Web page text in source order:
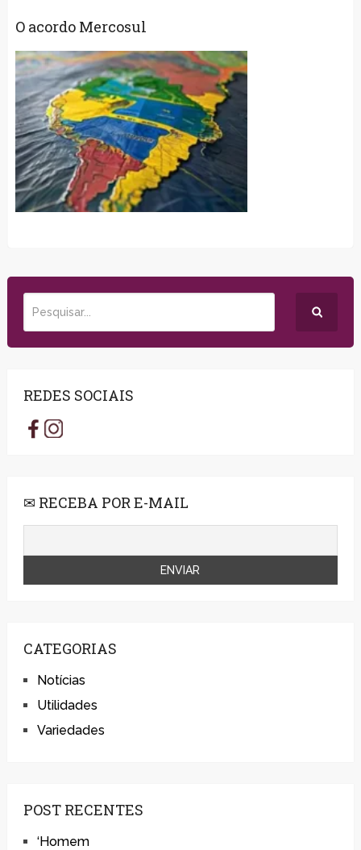
O acordo Mercosul
REDES SOCIAIS
✉ RECEBA POR E-MAIL
CATEGORIAS
Notícias
Utilidades
Variedades
POST RECENTES
‘Homem